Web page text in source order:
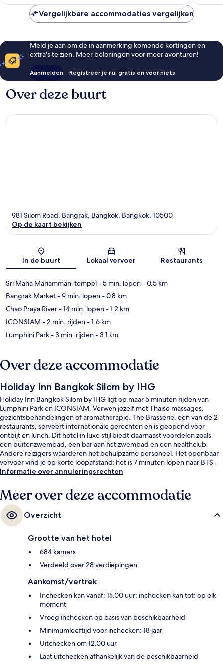
Vergelijkbare accommodaties vergelijken
Meld je aan om de in aanmerking komende kortingen en
extra's te zien. Meer beloningen voor meer avonturen!
Aanmelden Registreer je nu, gratis en voor niets
Over deze buurt
Kaart
981 Silom Road, Bangrak, Bangkok, Bangkok, 10500
Op de kaart bekijken
In de buurt Lokaal vervoer Restaurants
Sri Maha Mariamman-tempel- 5 min. lopen- 0.5 km
Bangrak Market- 9 min. lopen- 0.8 km
Chao Praya River- 14 min. lopen- 1.2 km
ICONSIAM - 2 min. rijden- 1.6 km
Lumphini Park- 3 min. rijden- 3.1 km
Over deze accommodatie
Holiday Inn Bangkok Silom by IHG
Holiday Inn Bangkok Silom by IHG ligt op maar 5 minuten rijden van
Lumphini Park en ICONSIAM. Verwen jezelf met Thaise massages,
gezichtsbehandelingen of aromatherapie. The Brasserie, een van de 2
restaurants, serveert internationale gerechten en is geopend voor
ontbijt en lunch. Dit hotel in luxe stijl biedt daarnaast voordelen zoals
een buitenzwembad, een bar aan het zwembad en een healthclub.
Andere reizigers waarderen het behulpzame personeel. Het openbaar
vervoer vind je op korte loopafstand: het is 7 minuten lopen naar BTS-
metrostation Surasak en 14 minuten naar Saint Louis Station.
Informatie over annuleringsrechten
Meer over deze accommodatie
Overzicht
Grootte van het hotel
684 kamers
Verdeeld over 28 verdiepingen
Aankomst/vertrek
Inchecken kan vanaf: 15.00 uur; inchecken kan tot: op elk
moment
Vroeg inchecken op basis van beschikbaarheid
Minimumleeftijd voor inchecken: 18 jaar
Uitchecken om 12.00 uur
Laat uitchecken afhankelijk van de beschikbaarheid